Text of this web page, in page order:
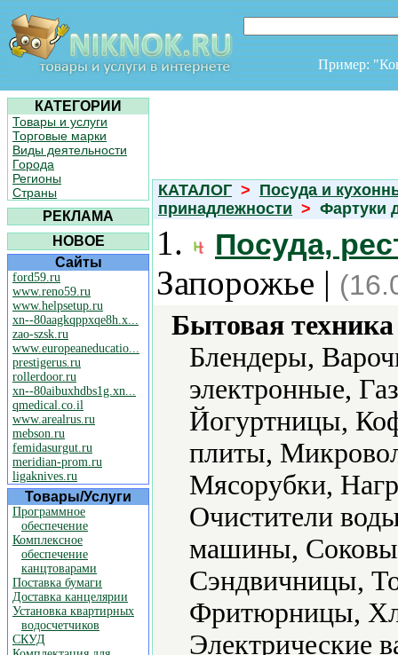
Пример:
КАТЕГОРИИ
Товары и услуги
Торговые марки
Виды деятельности
Города
Регионы
Страны
РЕКЛАМА
НОВОЕ
Сайты
ford59.ru
www.reno59.ru
www.helpsetup.ru
xn--80aagkqppxqe8h.x...
zao-szsk.ru
www.europeaneducatio...
prestigerus.ru
rollerdoor.ru
xn--80aibuxhdbs1g.xn...
qmedical.co.il
www.arealrus.ru
mebson.ru
femidasurgut.ru
meridian-prom.ru
ligaknives.ru
Товары/Услуги
Программное
обеспечение
Комплексное
обеспечение
канцтоварами
Поставка бумаги
Доставка канцелярии
Установка квартирных
водосчетчиков
СКУД
КАТАЛОГ > Посуда и
принадлежности > Фартуки
1. Посуда,
Запорожье |
Бытовая
Блендеры,
электронные,
Йогуртницы,
плиты,
Мясорубки,
Очистители
машины,
Сэндвичницы,
Фритюрницы,
Электрические